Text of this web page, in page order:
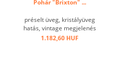
Pohár "Brixton" ...
préselt üveg, kristályüveg
hatás, vintage megjelenés
...
1.182,60 HUF